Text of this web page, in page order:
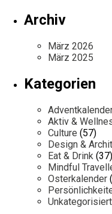
Archiv
März 2026
März 2025
Kategorien
Aktiv &
Culture (57)
Design &
Eat & Drink (37)
Mindful
Osterkalender
Unkategorisiert